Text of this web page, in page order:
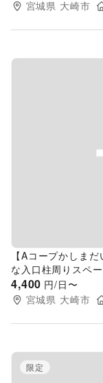
宮城県 大崎市
Previous
【Aコープかしま
な入口柱周りスペ
4,400 円/日〜
宮城県 大崎市
限定